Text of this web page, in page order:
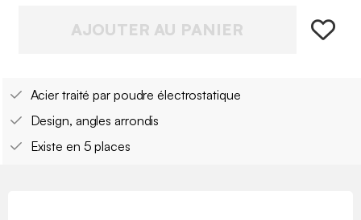
AJOUTER AU PANIER
Acier traité par poudre électrostatique
Design, angles arrondis
Existe en 5 places